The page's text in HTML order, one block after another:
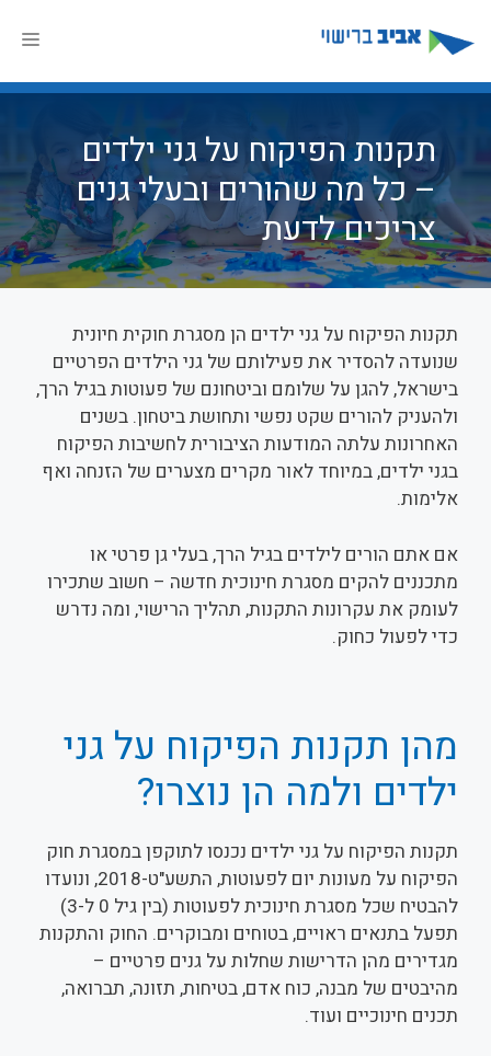
לתוכן
תקנות הפיקוח על גני ילדים
– כל מה שהורים ובעלי גנים
צריכים לדעת
תקנות הפיקוח על גני ילדים הן מסגרת חוקית חיונית
שנועדה להסדיר את פעילותם של גני הילדים הפרטיים
בישראל, להגן על שלומם וביטחונם של פעוטות בגיל הרך,
ולהעניק להורים שקט נפשי ותחושת ביטחון. בשנים
האחרונות עלתה המודעות הציבורית לחשיבות הפיקוח
בגני ילדים, במיוחד לאור מקרים מצערים של הזנחה ואף
אלימות.
אם אתם הורים לילדים בגיל הרך, בעלי גן פרטי או
מתכננים להקים מסגרת חינוכית חדשה – חשוב שתכירו
לעומק את עקרונות התקנות, תהליך הרישוי, ומה נדרש
כדי לפעול כחוק.
מהן תקנות הפיקוח על גני
ילדים ולמה הן נוצרו?
תקנות הפיקוח על גני ילדים נכנסו לתוקפן במסגרת חוק
הפיקוח על מעונות יום לפעוטות, התשע"ט-2018, ונועדו
להבטיח שכל מסגרת חינוכית לפעוטות (בין גיל 0 ל-3)
תפעל בתנאים ראויים, בטוחים ומבוקרים. החוק והתקנות
מגדירים מהן הדרישות שחלות על גנים פרטיים –
מהיבטים של מבנה, כוח אדם, בטיחות, תזונה, תברואה,
תכנים חינוכיים ועוד.